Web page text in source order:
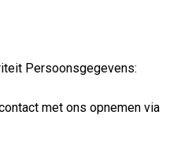
Persoonsgegevens:
met ons opnemen via